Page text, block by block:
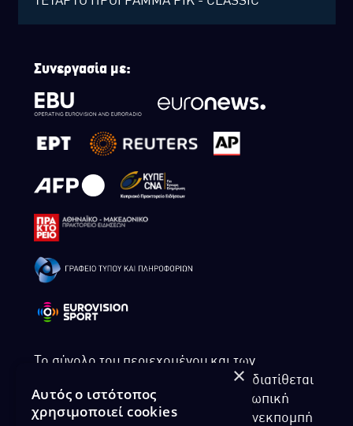
Συνεργασία με:
Το σύνολο του περιεχομένου και των
υπηρεσιών της ιστοσελίδας του ΡΙΚ διατίθεται
στους επισκέπτες αυστηρά για προσωπική
χρήση. Απαγορεύεται η χρήση ή επανεκπομπή
×
Αυτός ο ιστότοπος
χρησιμοποιεί cookies